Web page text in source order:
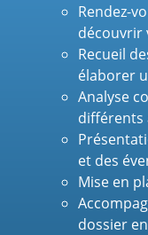
Rendez-
découvrir
Recueil
élaborer
Analyse
différents
et des
Mise en
dossier